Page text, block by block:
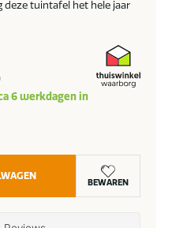
deze tuintafel het hele jaar
6 werkdagen in
BEWAREN